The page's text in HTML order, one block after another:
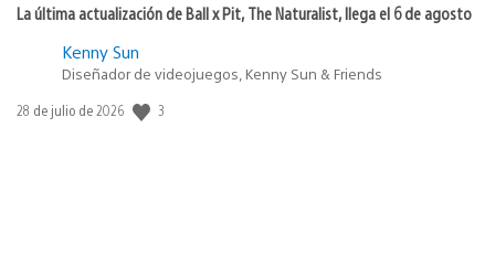
La última actualización de Ball x Pit, The Naturalist, llega el 6 de agosto
Kenny Sun
Diseñador de videojuegos, Kenny Sun & Friends
Fecha
28 de julio de 2026 3